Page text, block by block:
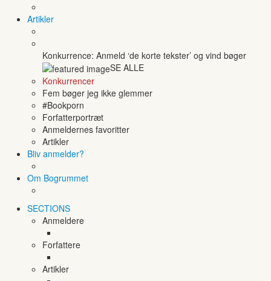
Artikler
Konkurrence: Anmeld ‘de korte tekster’ og vind bøger
SE ALLE
Konkurrencer
Fem bøger jeg ikke glemmer
#Bookporn
Forfatterportræt
Anmeldernes favoritter
Artikler
Bliv anmelder?
Om Bogrummet
SECTIONS
Anmeldere
Forfattere
Artikler